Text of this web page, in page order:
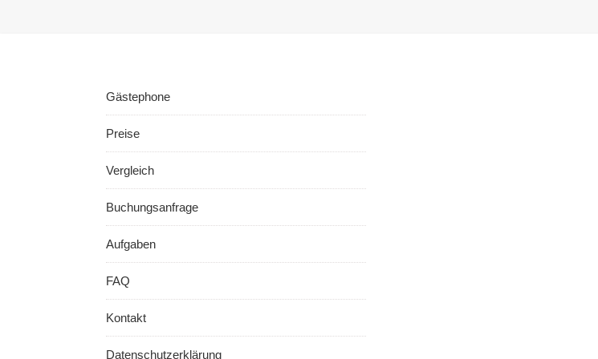
Gästephone
Preise
Vergleich
Buchungsanfrage
Aufgaben
FAQ
Kontakt
Datenschutzerklärung